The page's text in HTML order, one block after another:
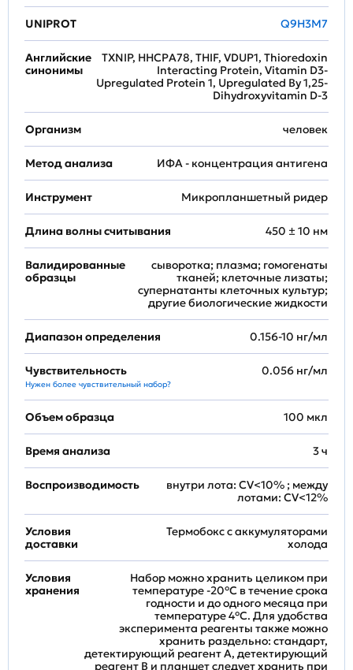
UNIPROT Q9H3M7
Английские
синонимы
TXNIP, HHCPA78, THIF, VDUP1, Thioredoxin
Interacting Protein, Vitamin D3-
Upregulated Protein 1, Upregulated By 1,25-
Dihydroxyvitamin D-3
Организм человек
Метод анализа ИФА - концентрация антигена
Инструмент Микропланшетный ридер
Длина волны считывания 450 ± 10 нм
Валидированные
образцы
сыворотка; плазма; гомогенаты
тканей; клеточные лизаты;
супернатанты клеточных культур;
другие биологические жидкости
Диапазон определения 0.156-10 нг/мл
Чувствительность
Нужен более чувствительный набор?
0.056 нг/мл
Объем образца 100 мкл
Время анализа 3 ч
Воспроизводимость
внутри лота: CV<10% ; между
лотами: CV<12%
Условия
доставки
Термобокс с аккумуляторами
холода
Условия
хранения
Набор можно хранить целиком при
температуре -20°C в течение срока
годности и до одного месяца при
температуре 4°C. Для удобства
эксперимента реагенты также можно
хранить раздельно: стандарт,
детектирующий реагент A, детектирующий
реагент B и планшет следует хранить при